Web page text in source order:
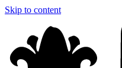
Skip to content